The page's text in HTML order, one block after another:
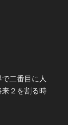
二番目に人
２を割る時